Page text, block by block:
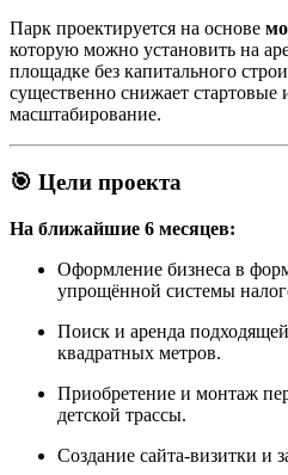
Парк проектируется на основе
которую можно установить на
площадке без капитального
существенно снижает
масштабирование.
🎯 Цели проекта
На ближайшие 6 месяцев:
Оформление бизнеса в
упрощённой системы
Поиск и аренда
квадратных метров.
Приобретение и монтаж
детской трассы.
Создание сайта-визитки и